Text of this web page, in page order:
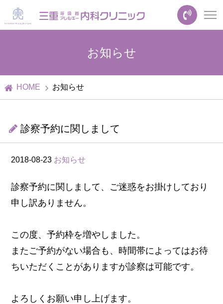
お知らせ
HOME お知らせ
診察予約に関しまして
2018-08-23 お知らせ
診察予約に関しまして、ご迷惑をお掛けしており
申し訳ありません。
この度、予約枠を増やしました。
またご予約がない場合も、時間帯によってはお待
ちいただくことがありますが診察は可能です。
よろしくお願い申し上げます。